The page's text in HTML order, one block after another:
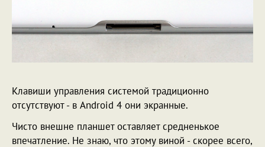
Клавиши управления системой традиционно
отсутствуют - в Android 4 они экранные.
Чисто внешне планшет оставляет средненькое
впечатление. Не знаю, что этому виной - скорее всего,